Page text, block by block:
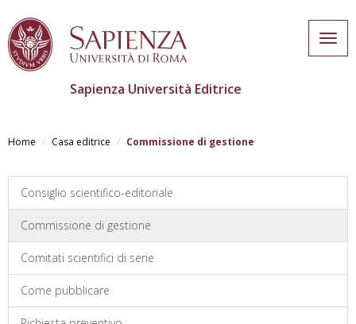
contenuto
Sapienza Università Editrice
Home Casa editrice Commissione di gestione
Consiglio scientifico-editoriale
Commissione di gestione
Comitati scientifici di serie
Come pubblicare